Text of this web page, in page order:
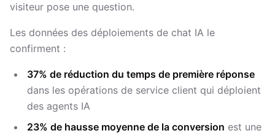
visiteur pose une question.
Les données des déploiements de chat IA le
confirment :
37% de réduction du temps de première réponse
dans les opérations de service client qui déploient
des agents IA
23% de hausse moyenne de la conversion est une